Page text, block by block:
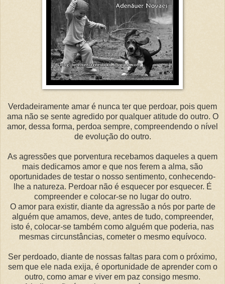
Verdadeiramente amar é nunca ter que perdoar, pois quem
ama não se sente agredido por qualquer atitude do outro. O
amor, dessa forma, perdoa sempre, compreendendo o nível
de evolução do outro.
As agressões que porventura recebamos daqueles a quem
mais dedicamos amor e que nos ferem a alma, são
oportunidades de testar o nosso sentimento, conhecendo-
lhe a natureza. Perdoar não é esquecer por esquecer. É
compreender e colocar-se no lugar do outro.
O amor para existir, diante da agressão a nós por parte de
alguém que amamos, deve, antes de tudo, compreender,
isto é, colocar-se também como alguém que poderia, nas
mesmas circunstâncias, cometer o mesmo equívoco.
Ser perdoado, diante de nossas faltas para com o próximo,
sem que ele nada exija, é oportunidade de aprender com o
outro, como amar e viver em paz consigo mesmo.